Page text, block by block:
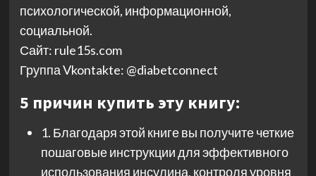
психологической, информационной,
социальной.
Сайт: rule15s.com
Группа Vkontakte: @diabetconnect
5 причин купить эту книгу:
1. Благодаря этой книге вы получите четкие
пошаговые инструкции для эффективного
использования инсулина, контроля уровня